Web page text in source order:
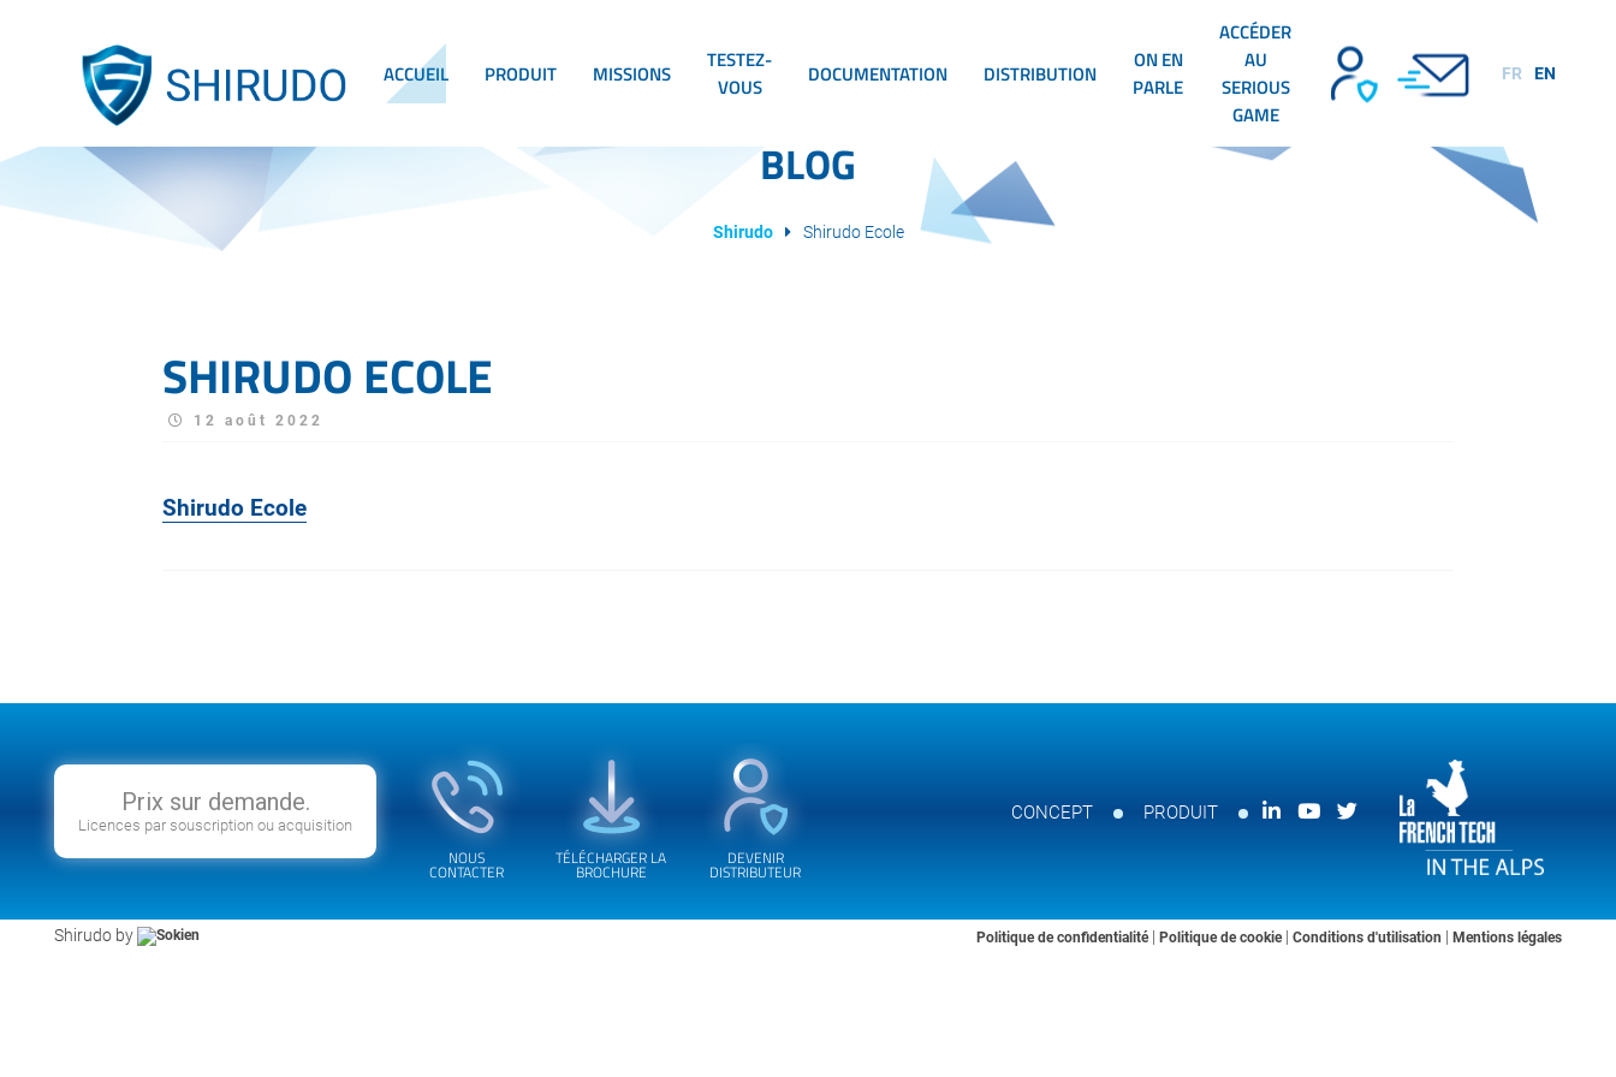
ACCUEIL PRODUIT MISSIONS
TESTEZ-
VOUS
DOCUMENTATION DISTRIBUTION
ON EN
PARLE
ACCÉDER
AU
SERIOUS
GAME
FR EN
BLOG
Shirudo Shirudo Ecole
SHIRUDO ECOLE
12 août 2022
Shirudo Ecole
Prix sur demande.
Licences par souscription ou acquisition
NOUS
CONTACTER
TÉLÉCHARGER LA
BROCHURE
DEVENIR
DISTRIBUTEUR
CONCEPT PRODUIT
Shirudo by Politique de confidentialité | Politique de cookie | Conditions d'utilisation | Mentions légales